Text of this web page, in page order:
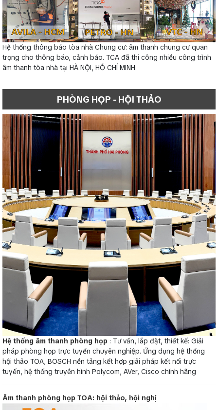
Hệ thống thông báo tòa nhà Chung cư: âm thanh chung cư quan
trọng cho thông báo, cảnh báo. TCA đã thi công nhiều công trình
âm thanh tòa nhà tại HÀ NỘI, HỒ CHÍ MINH
PHÒNG HỌP - HỘI THẢO
Hệ thống âm thanh phòng họp : Tư vấn, lắp đặt, thiết kế: Giải
pháp phòng họp trực tuyến chuyên nghiệp. Ứng dụng hệ thống
hội thảo TOA, BOSCH nền tảng kết hợp giải pháp kết nối trực
tuyến, hệ thống truyền hình Polycom, AVer, Cisco chính hãng
Âm thanh phòng họp TOA: hội thảo, hội nghị